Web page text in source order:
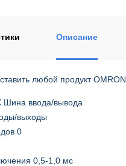
Описание
любой продукт OMRON.
Шина ввода/вывода
выходы
0
0,5-1,0 мс